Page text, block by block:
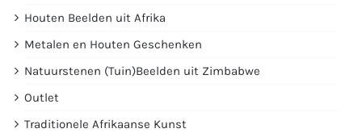
Houten Beelden uit Afrika
Metalen en Houten Geschenken
Natuurstenen (Tuin)Beelden uit Zimbabwe
Outlet
Traditionele Afrikaanse Kunst